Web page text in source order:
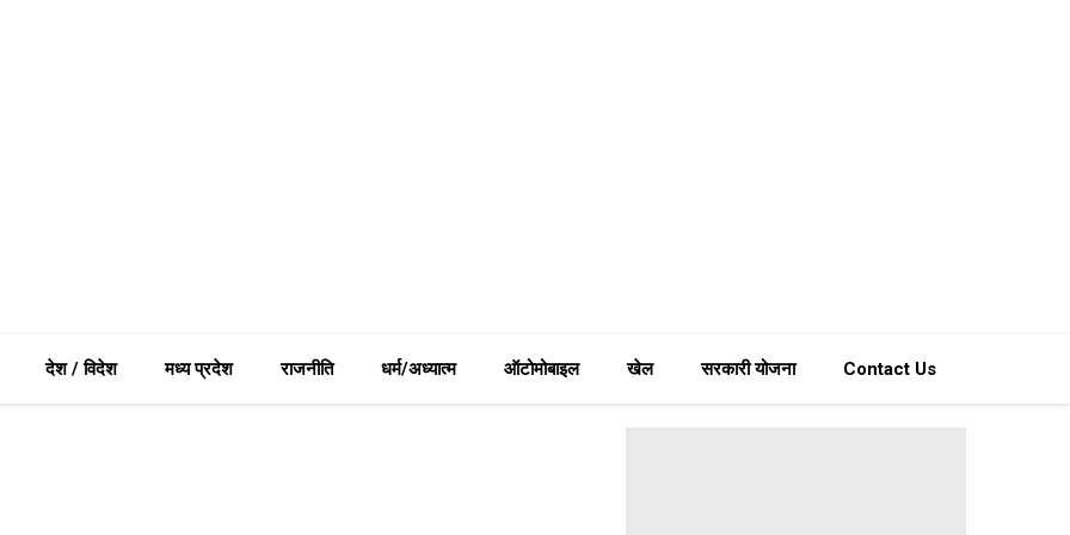
देश / विदेश मध्य प्रदेश राजनीति धर्म/अध्यात्म ऑटोमोबाइल खेल सरकारी योजना Contact Us